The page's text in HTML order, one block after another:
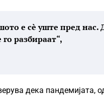
е сè уште пред
разбираат“,
дека пандемијата,